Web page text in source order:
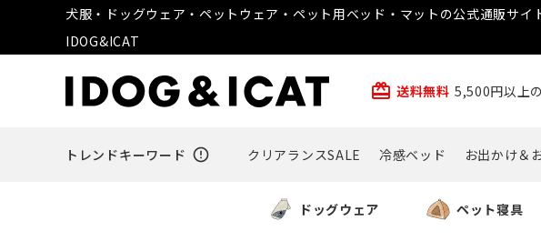
犬服・ドッグウェア・ペットウェア・ペット用ベッド・マットの公式通販サイ
IDOG&ICAT
card_giftcard 送料無料 5,500円以上
トレンドキーワード error_outline クリアランスSALE 冷感ベッド お出かけ＆
ドッグウェア ペット寝具